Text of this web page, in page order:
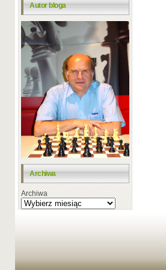
Autor bloga
Archiwa
Archiwa